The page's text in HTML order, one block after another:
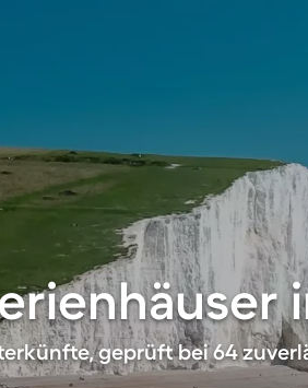
geprüft bei 64